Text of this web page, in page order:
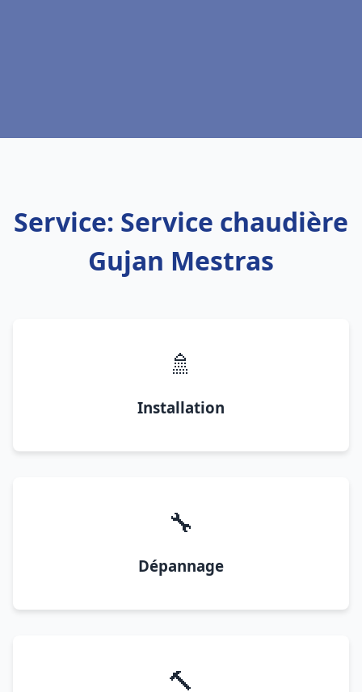
Service: Service chaudière
Gujan Mestras
🚿
Installation
🔧
Dépannage
🔨